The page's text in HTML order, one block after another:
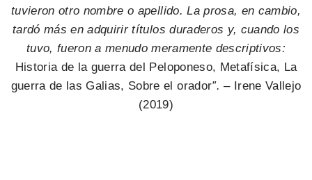
tuvieron otro nombre o apellido. La prosa, en cambio,
tardó más en adquirir títulos duraderos y, cuando los
tuvo, fueron a menudo meramente descriptivos:
Historia de la guerra del Peloponeso, Metafísica, La
guerra de las Galias, Sobre el orador”. – Irene Vallejo
(2019)